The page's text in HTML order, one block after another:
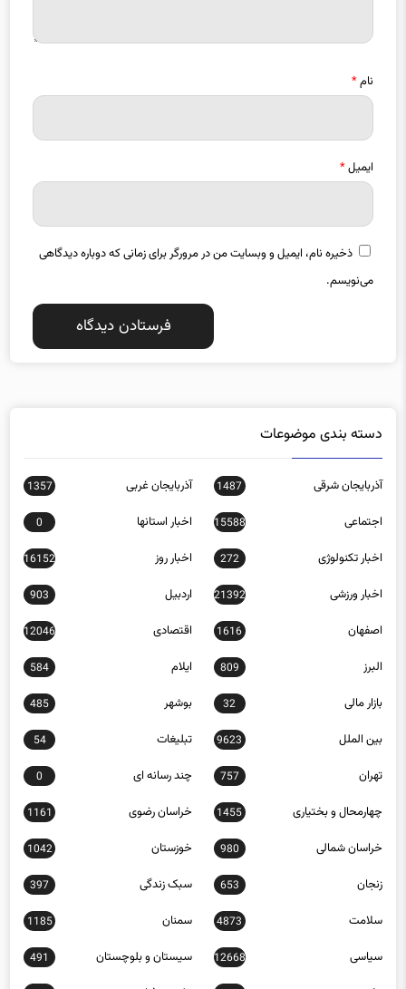
نام*
ایمیل*
ذخیره نام، ایمیل و وبسایت من در مرورگر برای زمانی که دوباره دیدگاهی
می‌نویسم.
دسته بندی موضوعات
آذربایجان شرقی 1487 آذربایجان غربی 1357
اجتماعی 15588 اخبار استانها 0
اخبار تکنولوژی 272 اخبار روز 16152
اخبار ورزشی 21392 اردبیل 903
اصفهان 1616 اقتصادی 12046
البرز 809 ایلام 584
بازار مالی 32 بوشهر 485
بین الملل 9623 تبلیغات 54
تهران 757 چند رسانه ای 0
چهارمحال و بختیاری 1455 خراسان رضوی 1161
خراسان شمالی 980 خوزستان 1042
زنجان 653 سبک زندگی 397
سلامت 4873 سمنان 1185
سیاسی 12668 سیستان و بلوچستان 491